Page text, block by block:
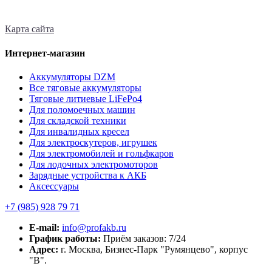
Карта сайта
Интернет-магазин
Аккумуляторы DZM
Все тяговые аккумуляторы
Тяговые литиевые LiFePo4
Для поломоечных машин
Для складской техники
Для инвалидных кресел
Для электроскутеров, игрушек
Для электромобилей и гольфкаров
Для лодочных электромоторов
Зарядные устройства к АКБ
Аксессуары
+7 (985) 928 79 71
E-mail: info@profakb.ru
График работы: Приём заказов: 7/24
Адрес: г. Москва, Бизнес-Парк "Румянцево", корпус
"В".